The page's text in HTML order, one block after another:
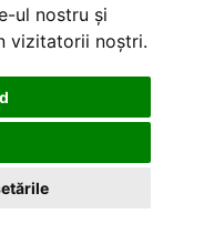
ul nostru și
vizitatorii noștri.